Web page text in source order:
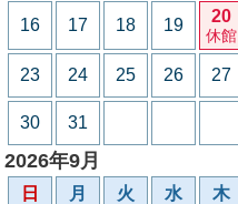
16 17 18 19 20
休館
23 24 25 26 27
30 31
2026年9月
日 月 火 水 木